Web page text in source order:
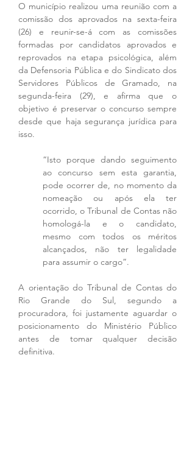
O município realizou uma reunião com a
comissão dos aprovados na sexta-feira
(26) e reunir-se-á com as comissões
formadas por candidatos aprovados e
reprovados na etapa psicológica, além
da Defensoria Pública e do Sindicato dos
Servidores Públicos de Gramado, na
segunda-feira (29), e afirma que o
objetivo é preservar o concurso sempre
desde que haja segurança jurídica para
isso.
“Isto porque dando seguimento
ao concurso sem esta garantia,
pode ocorrer de, no momento da
nomeação ou após ela ter
ocorrido, o Tribunal de Contas não
homologá-la e o candidato,
mesmo com todos os méritos
alcançados, não ter legalidade
para assumir o cargo”.
A orientação do Tribunal de Contas do
Rio Grande do Sul, segundo a
procuradora, foi justamente aguardar o
posicionamento do Ministério Público
antes de tomar qualquer decisão
definitiva.